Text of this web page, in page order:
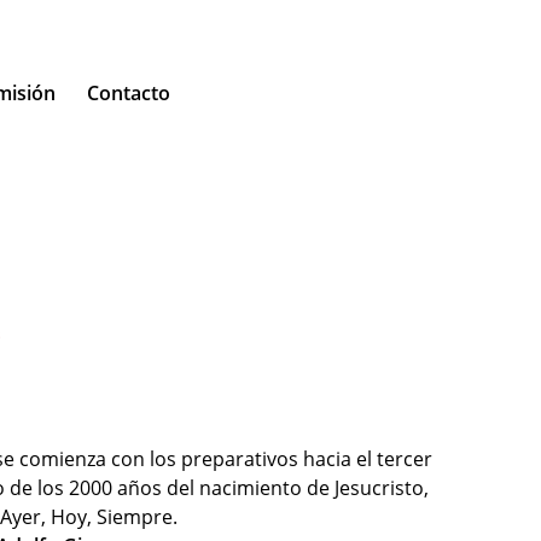
Contacto
comienza con los preparativos hacia el tercer
los 2000 años del nacimiento de Jesucristo,
Hoy, Siempre.